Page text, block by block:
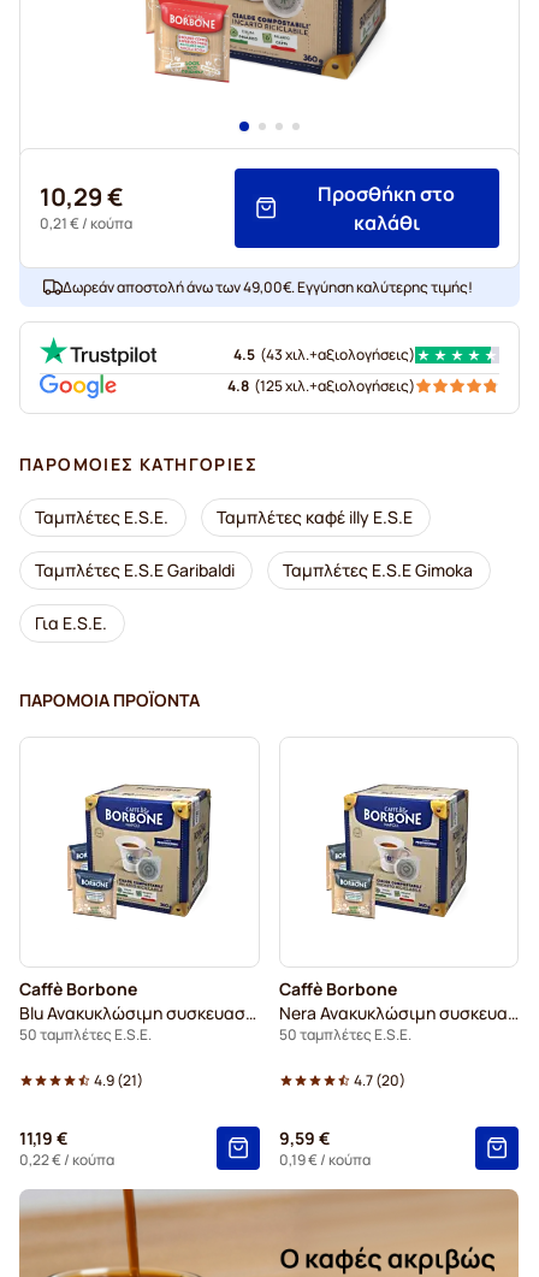
10,29 €
0,21 €/ κούπα
Προσθήκη στο
καλάθι
Δωρεάν αποστολή άνω των 49,00€. Εγγύηση καλύτερης τιμής!
4.5 (43 χιλ.+αξιολογήσεις)
4.8 (125 χιλ.+αξιολογήσεις)
ΠΑΡΌΜΟΙΕΣ ΚΑΤΗΓΟΡΊΕΣ
Ταμπλέτες E.S.E. Ταμπλέτες καφέ illy E.S.E
Ταμπλέτες E.S.E Garibaldi Ταμπλέτες E.S.E Gimoka
Για E.S.E.
ΠΑΡΌΜΟΙΑ ΠΡΟΪΌΝΤΑ
Caffè Borbone
Blu Ανακυκλώσιμη συσκευασία
50 ταμπλέτες E.S.E.
4.9(21)
11,19 €
0,22 €/ κούπα
Caffè Borbone
Nera Ανακυκλώσιμη συσκευασία
50 ταμπλέτες E.S.E.
4.7(20)
9,59 €
0,19 €/ κούπα